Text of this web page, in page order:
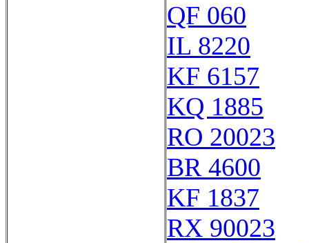
QF 060
IL 8220
KF 6157
KQ 1885
RO 20023
BR 4600
KF 1837
RX 90023